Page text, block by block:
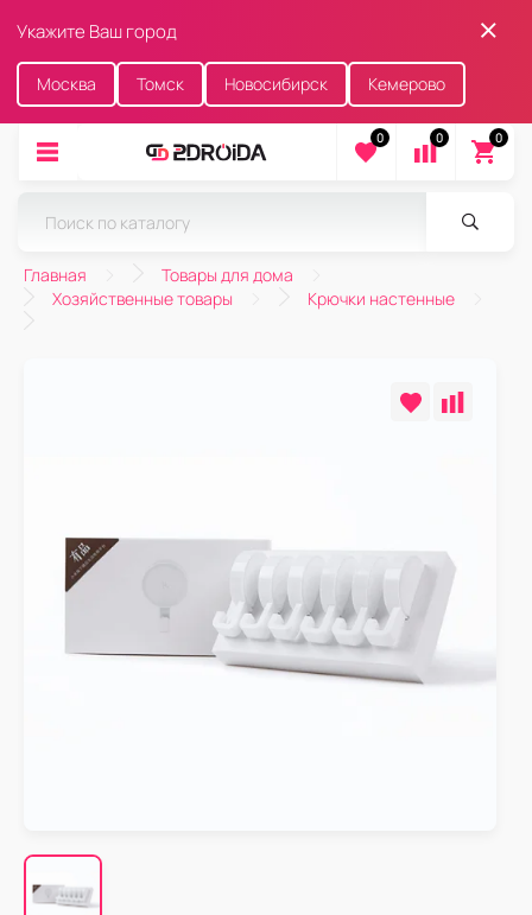
Укажите Ваш город
Москва Томск Новосибирск Кемерово
0 0 0
Главная
Товары для дома
Хозяйственные товары
Крючки настенные